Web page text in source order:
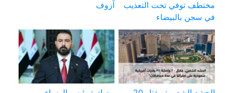
مختطف توفي تحت التعذيب
في سجن بالبيضاء
آزوف